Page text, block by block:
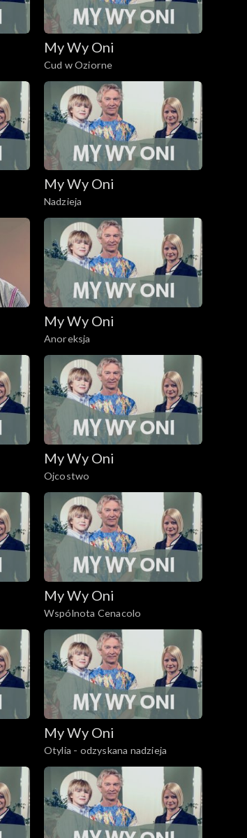
My Wy Oni
Cud w Oziorne
My Wy Oni
Nadzieja
My Wy Oni
Anoreksja
My Wy Oni
Ojcostwo
My Wy Oni
Wspólnota Cenacolo
My Wy Oni
Otylia - odzyskana nadzieja